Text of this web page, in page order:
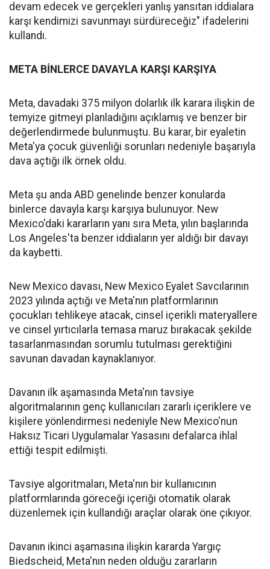
devam edecek ve gerçekleri yanlış yansıtan iddialara
karşı kendimizi savunmayı sürdüreceğiz" ifadelerini
kullandı.
META BİNLERCE DAVAYLA KARŞI KARŞIYA
Meta, davadaki 375 milyon dolarlık ilk karara ilişkin de
temyize gitmeyi planladığını açıklamış ve benzer bir
değerlendirmede bulunmuştu. Bu karar, bir eyaletin
Meta'ya çocuk güvenliği sorunları nedeniyle başarıyla
dava açtığı ilk örnek oldu.
Meta şu anda ABD genelinde benzer konularda
binlerce davayla karşı karşıya bulunuyor. New
Mexico'daki kararların yanı sıra Meta, yılın başlarında
Los Angeles'ta benzer iddiaların yer aldığı bir davayı
da kaybetti.
New Mexico davası, New Mexico Eyalet Savcılarının
2023 yılında açtığı ve Meta'nın platformlarının
çocukları tehlikeye atacak, cinsel içerikli materyallere
ve cinsel yırtıcılarla temasa maruz bırakacak şekilde
tasarlanmasından sorumlu tutulması gerektiğini
savunan davadan kaynaklanıyor.
Davanın ilk aşamasında Meta'nın tavsiye
algoritmalarının genç kullanıcıları zararlı içeriklere ve
kişilere yönlendirmesi nedeniyle New Mexico'nun
Haksız Ticari Uygulamalar Yasasını defalarca ihlal
ettiği tespit edilmişti.
Tavsiye algoritmaları, Meta'nın bir kullanıcının
platformlarında göreceği içeriği otomatik olarak
düzenlemek için kullandığı araçlar olarak öne çıkıyor.
Davanın ikinci aşamasına ilişkin kararda Yargıç
Biedscheid, Meta'nın neden olduğu zararların